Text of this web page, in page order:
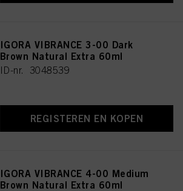
IGORA VIBRANCE 3-00 Dark
Brown Natural Extra 60ml
ID-nr. 3048539
REGISTEREN EN KOPEN
IGORA VIBRANCE 4-00 Medium
Brown Natural Extra 60ml